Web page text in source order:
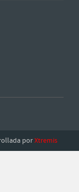
porXtremis